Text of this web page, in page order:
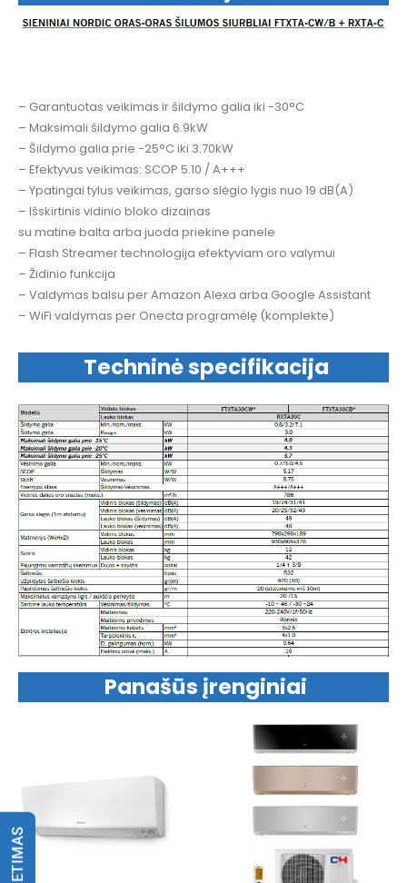
– Garantuotas veikimas ir šildymo galia iki -30°C
– Maksimali šildymo galia 6.9kW
– Šildymo galia prie -25°C iki 3.70kW
– Efektyvus veikimas: SCOP 5.10 / A+++
– Ypatingai tylus veikimas, garso slėgio lygis nuo 19 dB(A)
– Išskirtinis vidinio bloko dizainas
su matine balta arba juoda priekine panele
– Flash Streamer technologija efektyviam oro valymui
– Židinio funkcija
– Valdymas balsu per Amazon Alexa arba Google Assistant
– WiFi valdymas per Onecta programėlę (komplekte)
Techninė specifikacija
Panašūs įrenginiai